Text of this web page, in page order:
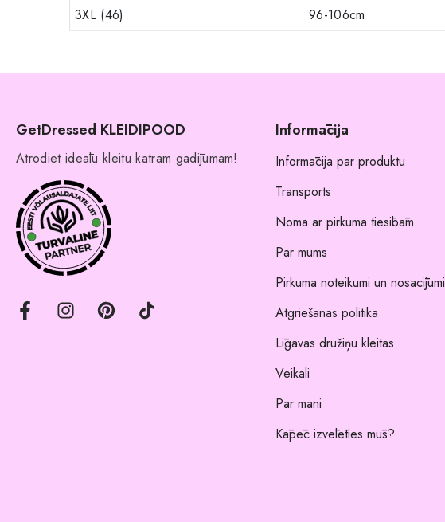
3XL (46)
96-106cm
GetDressed KLEIDIPOOD
Atrodiet ideālu kleitu katram gadījumam!
Informācija
Informācija par produktu
Transports
Noma ar pirkuma tiesībām
Par mums
Pirkuma noteikumi un nosacījumi
Atgriešanas politika
Līgavas družiņu kleitas
Veikali
Par mani
Kāpēc izvēlēties mūs?